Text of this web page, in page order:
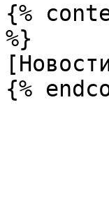
{%
%}